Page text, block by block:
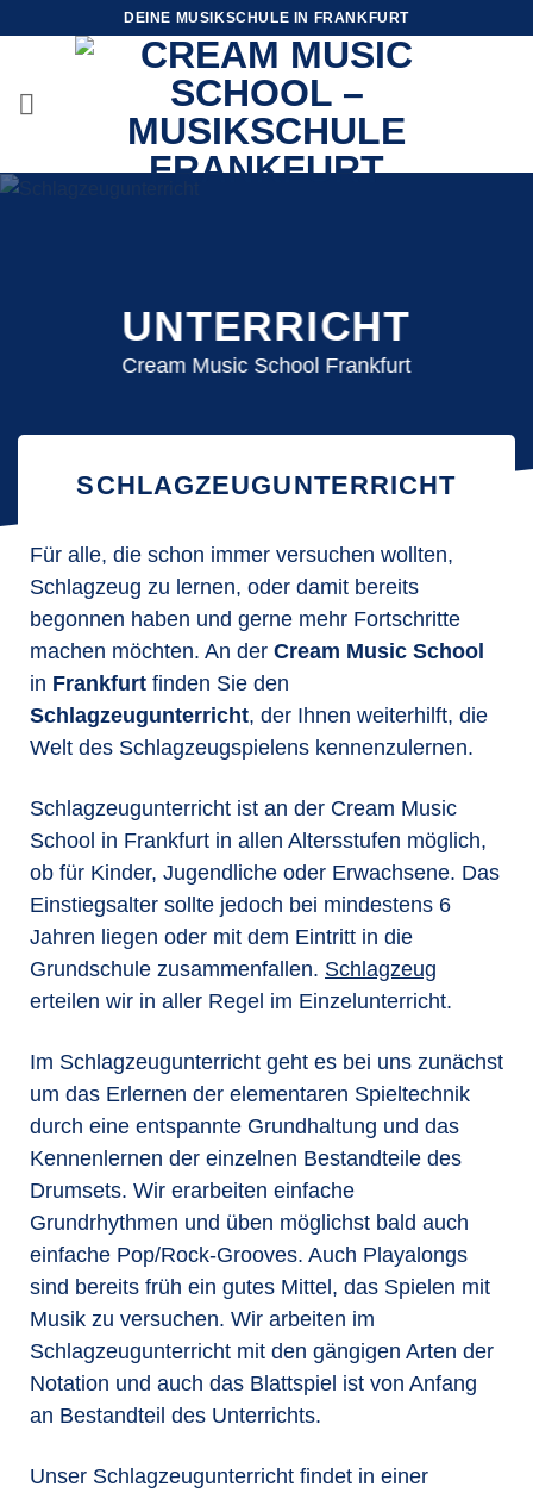
DEINE MUSIKSCHULE IN FRANKFURT
UNTERRICHT
Cream Music School Frankfurt
SCHLAGZEUGUNTERRICHT
Für alle, die schon immer versuchen wollten,
Schlagzeug zu lernen, oder damit bereits
begonnen haben und gerne mehr Fortschritte
machen möchten. An der Cream Music School
in Frankfurt finden Sie den
Schlagzeugunterricht, der Ihnen weiterhilft, die
Welt des Schlagzeugspielens kennenzulernen.
Schlagzeugunterricht ist an der Cream Music
School in Frankfurt in allen Altersstufen möglich,
ob für Kinder, Jugendliche oder Erwachsene. Das
Einstiegsalter sollte jedoch bei mindestens 6
Jahren liegen oder mit dem Eintritt in die
Grundschule zusammenfallen. Schlagzeug
erteilen wir in aller Regel im Einzelunterricht.
Im Schlagzeugunterricht geht es bei uns zunächst
um das Erlernen der elementaren Spieltechnik
durch eine entspannte Grundhaltung und das
Kennenlernen der einzelnen Bestandteile des
Drumsets. Wir erarbeiten einfache
Grundrhythmen und üben möglichst bald auch
einfache Pop/Rock-Grooves. Auch Playalongs
sind bereits früh ein gutes Mittel, das Spielen mit
Musik zu versuchen. Wir arbeiten im
Schlagzeugunterricht mit den gängigen Arten der
Notation und auch das Blattspiel ist von Anfang
an Bestandteil des Unterrichts.
Unser Schlagzeugunterricht findet in einer